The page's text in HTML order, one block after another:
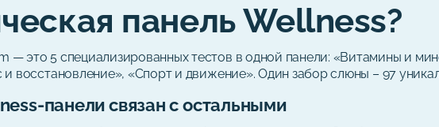
панель Wellness?
— это 5 специализированных тестов в одной панели: «Витамины и
восстановление», «Спорт и движение». Один забор слюны – 97
панели связан с остальными